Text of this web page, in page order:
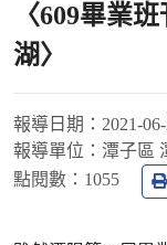
〈609畢業
湖〉
報導日期： 2021-
報導單位： 潭子區
點閱數： 1055